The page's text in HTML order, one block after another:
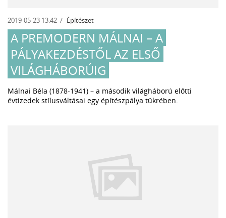
2019-05-23 13:42 Építészet
A PREMODERN MÁLNAI – A
PÁLYAKEZDÉSTŐL AZ ELSŐ
VILÁGHÁBORÚIG
Málnai Béla (1878-1941) – a második világháború előtti
évtizedek stílusváltásai egy építészpálya tükrében.